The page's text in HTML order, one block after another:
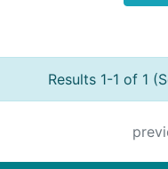
Results 1-1 of 1